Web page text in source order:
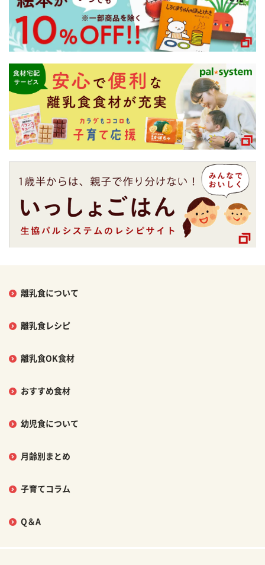
離乳食について
離乳食レシピ
離乳食OK食材
おすすめ食材
幼児食について
月齢別まとめ
子育てコラム
Q＆A